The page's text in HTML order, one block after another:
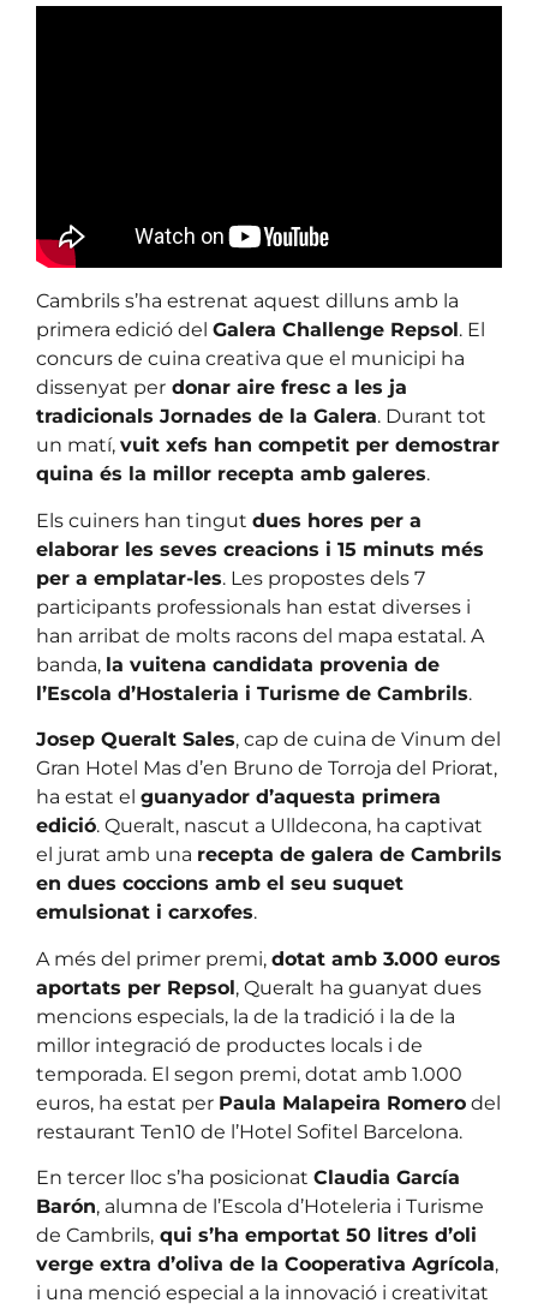
Cambrils s’ha estrenat aquest dilluns amb la
primera edició del Galera Challenge Repsol. El
concurs de cuina creativa que el municipi ha
dissenyat per donar aire fresc a les ja
tradicionals Jornades de la Galera. Durant tot
un matí, vuit xefs han competit per demostrar
quina és la millor recepta amb galeres.
Els cuiners han tingut dues hores per a
elaborar les seves creacions i 15 minuts més
per a emplatar-les. Les propostes dels 7
participants professionals han estat diverses i
han arribat de molts racons del mapa estatal. A
banda, la vuitena candidata provenia de
l’Escola d’Hostaleria i Turisme de Cambrils.
Josep Queralt Sales, cap de cuina de Vinum del
Gran Hotel Mas d’en Bruno de Torroja del Priorat,
ha estat el guanyador d’aquesta primera
edició. Queralt, nascut a Ulldecona, ha captivat
el jurat amb una recepta de galera de Cambrils
en dues coccions amb el seu suquet
emulsionat i carxofes.
A més del primer premi, dotat amb 3.000 euros
aportats per Repsol, Queralt ha guanyat dues
mencions especials, la de la tradició i la de la
millor integració de productes locals i de
temporada. El segon premi, dotat amb 1.000
euros, ha estat per Paula Malapeira Romero del
restaurant Ten10 de l’Hotel Sofitel Barcelona.
En tercer lloc s’ha posicionat Claudia García
Barón, alumna de l’Escola d’Hoteleria i Turisme
de Cambrils, qui s’ha emportat 50 litres d’oli
verge extra d’oliva de la Cooperativa Agrícola,
i una menció especial a la innovació i creativitat